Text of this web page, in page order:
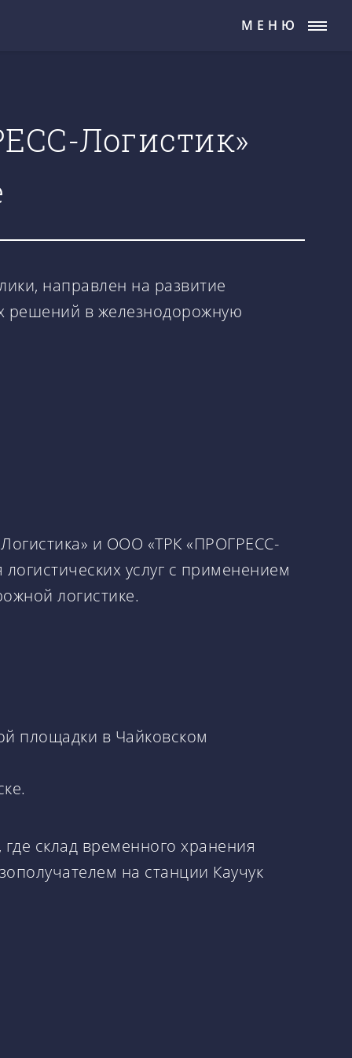
МЕНЮ
Логистик»
направлен на развитие
решений в железнодорожную
и ООО «ТРК «ПРОГРЕСС-
услуг с применением
логистике.
площадки в Чайковском
, где склад временного хранения
на станции Каучук